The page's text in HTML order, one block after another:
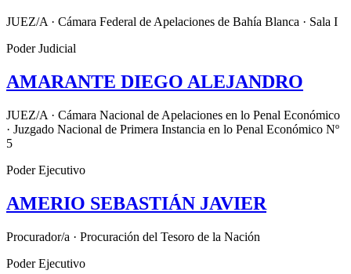
JUEZ/A · Cámara Federal de Apelaciones de Bahía Blanca · Sala I
Poder Judicial
AMARANTE DIEGO ALEJANDRO
JUEZ/A · Cámara Nacional de Apelaciones en lo Penal Económico
· Juzgado Nacional de Primera Instancia en lo Penal Económico Nº
5
Poder Ejecutivo
AMERIO SEBASTIÁN JAVIER
Procurador/a · Procuración del Tesoro de la Nación
Poder Ejecutivo